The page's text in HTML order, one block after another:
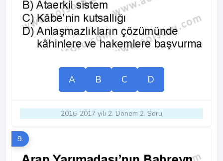
A B C D
2016-2017 yılı 2. Dönem 2. Soru
9.